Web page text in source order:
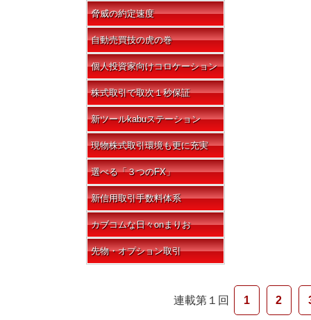
脅威の約定速度
自動売買技の虎の巻
個人投資家向けコロケーション
株式取引で取次１秒保証
新ツールkabuステーション
現物株式取引環境も更に充実
選べる「３つのFX」
新信用取引手数料体系
カブコムな日々onまりお
先物・オプション取引
連載第１回 1 2